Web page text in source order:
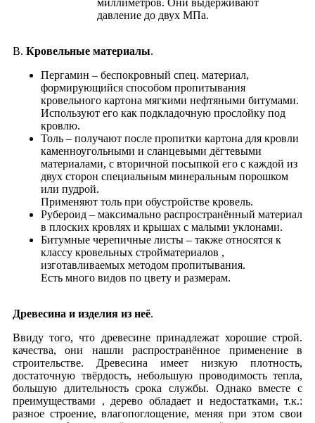
давление до двух МПа.
В. Кровельные материалы.
Пергамин – беспокровный спец. материал,
формирующийся способом пропитывания
кровельного картона мягкими нефтяными битумами.
Используют его как подкладочную прослойку под
кровлю.
Толь – получают после пропитки картона для кровли
каменноугольными и сланцевыми дёгтевыми
материалами, с вторичной посыпкой его с каждой из
двух сторон специальным минеральным порошком
или пудрой.
Применяют толь при обустройстве кровель.
Рубероид – максимально распространённый материал
в плоских кровлях и крышах с малыми уклонами.
Битумные черепичные листы – также относятся к
классу кровельных стройматериалов ,
изготавливаемых методом пропитывания.
Есть много видов по цвету и размерам.
Древесина и изделия из неё.
Ввиду того, что древесине принадлежат хорошие строй.
качества, они нашли распространённое применение в
строительстве. Древесина имеет низкую плотность,
достаточную твёрдость, небольшую проводимость тепла,
большую длительность срока службы. Однако вместе с
преимуществами , дерево обладает и недостатками, т.к.:
разное строение, влагопоглощение, меняя при этом свои